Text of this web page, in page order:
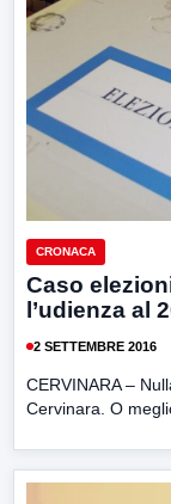
CRONACA
Caso
l’udienza al
2 SETTEMBRE 2016
CERVINARA –
Cervinara. O